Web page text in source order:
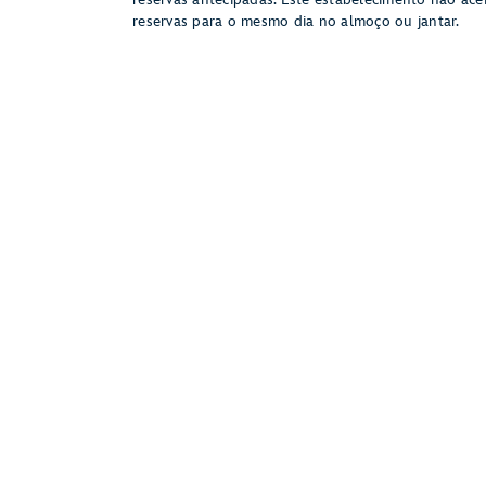
reservas para o mesmo dia no almoço ou jantar.